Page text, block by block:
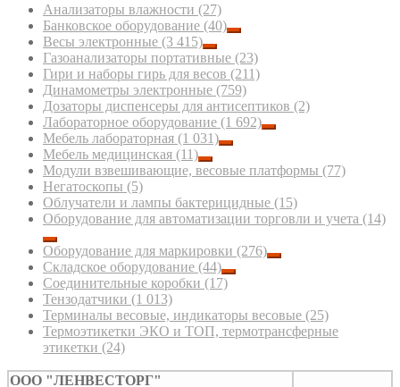
Анализаторы влажности (27)
Банковское оборудование (40)
Весы электронные (3 415)
Газоанализаторы портативные (23)
Гири и наборы гирь для весов (211)
Динамометры электронные (759)
Дозаторы диспенсеры для антисептиков (2)
Лабораторное оборудование (1 692)
Мебель лабораторная (1 031)
Мебель медицинская (11)
Модули взвешивающие, весовые платформы (77)
Негатоскопы (5)
Облучатели и лампы бактерицидные (15)
Оборудование для автоматизации торговли и учета (14)
Оборудование для маркировки (276)
Складское оборудование (44)
Соединительные коробки (17)
Тензодатчики (1 013)
Терминалы весовые, индикаторы весовые (25)
Термоэтикетки ЭКО и ТОП, термотрансферные
этикетки (24)
ООО "ЛЕНВЕСТОРГ"